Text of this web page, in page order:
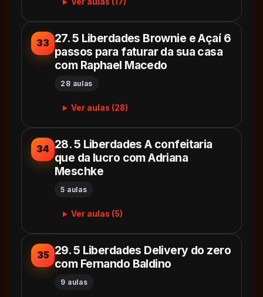
33 27. 5 Liberdades Brownie e Açaí 6
passos para faturar da sua casa
com Raphael Macedo
28 aulas
Ver aulas (28)
34 28. 5 Liberdades A confeitaria
que da lucro com Adriana
Meschke
5 aulas
Ver aulas (5)
35 29. 5 Liberdades Delivery do zero
com Fernando Baldino
9 aulas